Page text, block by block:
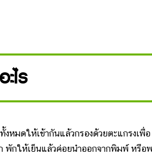
ไร
มดให้เข้ากันแล้วกรองด้วยตะแกรงเพื่อ
พักให้เย็นแล้วค่อยนำออกจากพิมพ์ หรือ